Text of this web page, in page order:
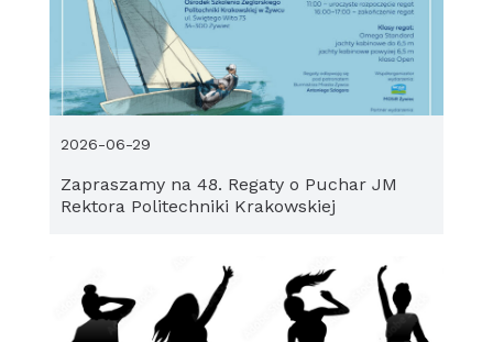
Zapraszamy na 48. Regaty o Puchar JM
Rektora Politechniki Krakowskiej
2026-06-29